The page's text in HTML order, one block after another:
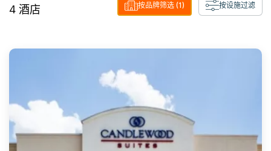
4 酒店 按品牌筛选 (1) 按设施过滤